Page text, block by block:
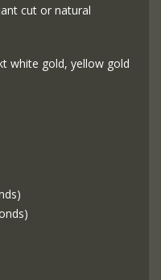
cut or natural
white gold, yellow gold